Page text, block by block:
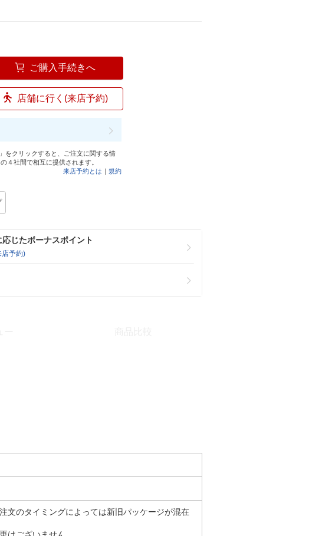
ご購入手続きへ
店舗に行く(来店予約)
をクリックすると、ご注文に関する情
４社間で相互に提供されます。
来店予約とは ｜規約
じたボーナスポイント
店予約)
文のタイミングによっては新旧パッケージが混在